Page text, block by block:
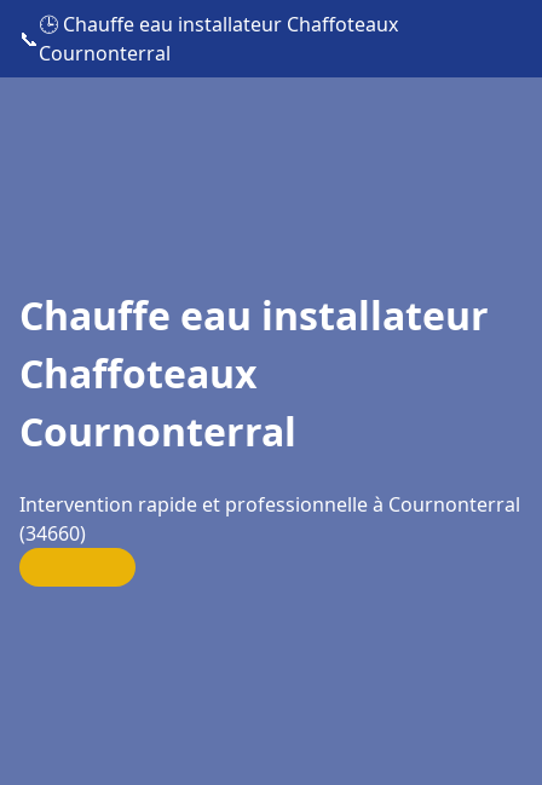
📞
🕒 Chauffe eau installateur Chaffoteaux
Cournonterral
Chauffe eau installateur
Chaffoteaux
Cournonterral
Intervention rapide et professionnelle à Cournonterral
(34660)